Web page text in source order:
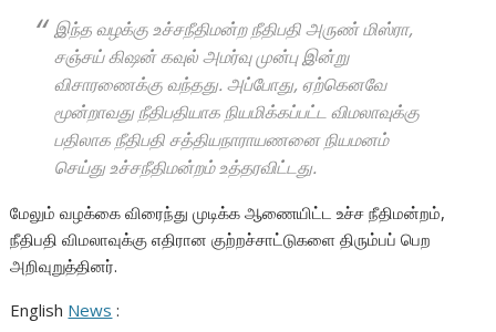
இந்த வழக்கு உச்சநீதிமன்ற நீதிபதி அருண் மிஸ்ரா,
சஞ்சய் கிஷன் கவுல் அமர்வு முன்பு இன்று
விசாரணைக்கு வந்தது. அப்போது, ஏற்கெனவே
மூன்றாவது நீதிபதியாக நியமிக்கப்பட்ட விமலாவுக்கு
பதிலாக நீதிபதி சத்தியநாராயணனை நியமனம்
செய்து உச்சநீதிமன்றம் உத்தரவிட்டது.
மேலும் வழக்கை விரைந்து முடிக்க ஆணையிட்ட உச்ச நீதிமன்றம்,
நீதிபதி விமலாவுக்கு எதிரான குற்றச்சாட்டுகளை திரும்பப் பெற
அறிவுறுத்தினர்.
English News :